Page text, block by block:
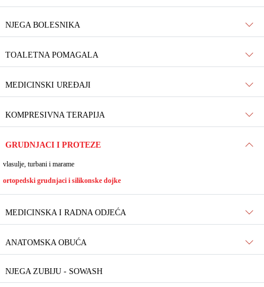
NJEGA BOLESNIKA
TOALETNA POMAGALA
MEDICINSKI UREĐAJI
KOMPRESIVNA TERAPIJA
GRUDNJACI I PROTEZE
vlasulje, turbani i marame
ortopedski grudnjaci i silikonske dojke
MEDICINSKA I RADNA ODJEĆA
ANATOMSKA OBUĆA
NJEGA ZUBIJU - SOWASH